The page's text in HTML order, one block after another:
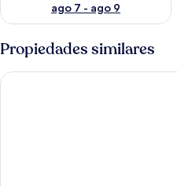
ago 7 - ago 9
Propiedades similares
Country Inn & Suites by